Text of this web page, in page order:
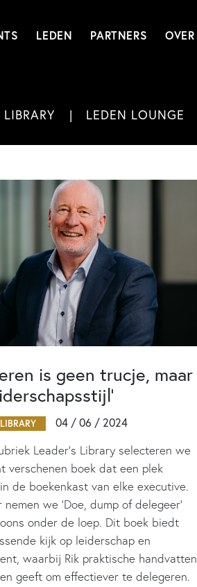
LEDEN PARTNERS OVER
LEDEN LOUNGE
is geen trucje, maar
04 / 06 / 2024
Leader’s Library selecteren we
verschenen boek dat een plek
de boekenkast van elke executive.
nemen we ‘Doe, dump of delegeer’
onder de loep. Dit boek biedt
kijk op leiderschap en
waarbij Rik praktische handvatten
geeft om effectiever te delegeren.